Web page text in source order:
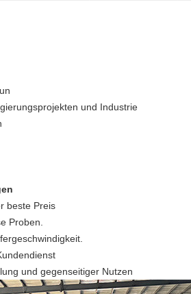
und Industrie
beste Preis
Proben.
und gegenseitiger Nutzen